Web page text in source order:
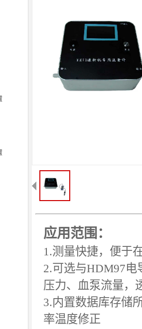
应用范围：
1.测量快捷，便于
2.可选与HDM97
压力、血泵流量，
3.内置数据库存储
率温度修正